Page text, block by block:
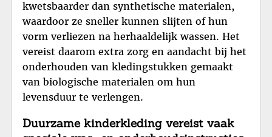
kwetsbaarder dan synthetische materialen,
waardoor ze sneller kunnen slijten of hun
vorm verliezen na herhaaldelijk wassen. Het
vereist daarom extra zorg en aandacht bij het
onderhouden van kledingstukken gemaakt
van biologische materialen om hun
levensduur te verlengen.
Duurzame kinderkleding vereist vaak